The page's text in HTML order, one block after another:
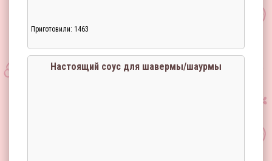
Приготовили: 1463
Настоящий соус для шавермы/шаурмы